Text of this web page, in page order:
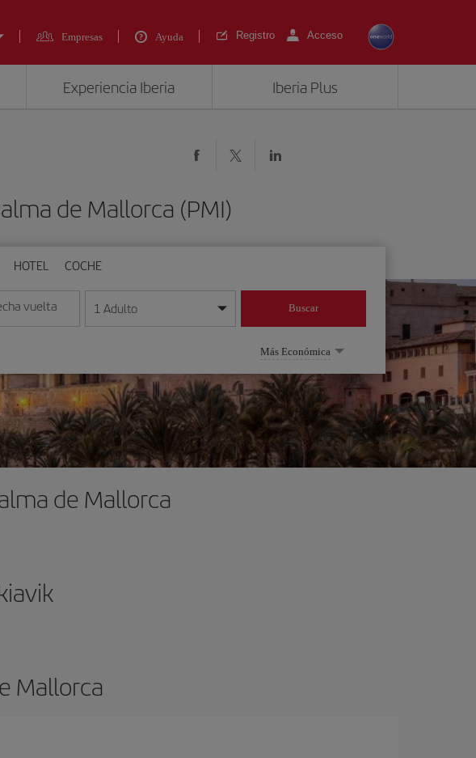
Empresas Ayuda Registro Acceso
Experiencia Iberia Iberia Plus
de Mallorca (PMI)
HOTEL COCHE
día/mes/año
vuelta
la fecha en formato día/mes/año
1 Adulto Buscar
Más Económica
de Mallorca
Mallorca